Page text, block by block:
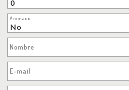
Animaux
Nombre
E-mail